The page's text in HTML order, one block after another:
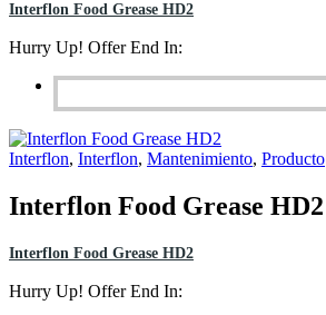
Interflon Food Grease HD2
Hurry Up! Offer End In:
Interflon, Interflon, Mantenimiento, Producto
Interflon Food Grease HD2
Interflon Food Grease HD2
Hurry Up! Offer End In: